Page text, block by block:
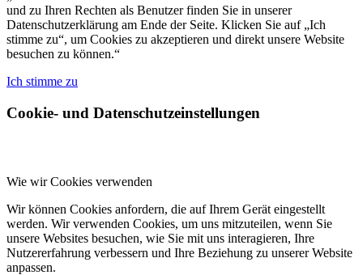
und zu Ihren Rechten als Benutzer finden Sie in unserer
Datenschutzerklärung am Ende der Seite. Klicken Sie auf „Ich
stimme zu“, um Cookies zu akzeptieren und direkt unsere Website
besuchen zu können.“
Ich stimme zu
Cookie- und Datenschutzeinstellungen
Wie wir Cookies verwenden
Wir können Cookies anfordern, die auf Ihrem Gerät eingestellt
werden. Wir verwenden Cookies, um uns mitzuteilen, wenn Sie
unsere Websites besuchen, wie Sie mit uns interagieren, Ihre
Nutzererfahrung verbessern und Ihre Beziehung zu unserer Website
anpassen.